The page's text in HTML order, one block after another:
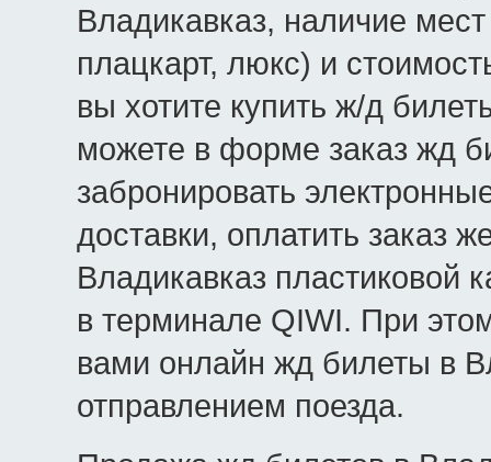
Владикавказ, наличие
плацкарт, люкс) и
вы хотите купить ж/д
можете в форме заказ жд
забронировать
доставки, оплатить заказ
Владикавказ пластиковой
в терминале QIWI. При
вами онлайн жд билеты в
отправлением поезда.